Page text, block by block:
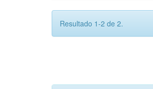
Resultado 1-2 de 2.